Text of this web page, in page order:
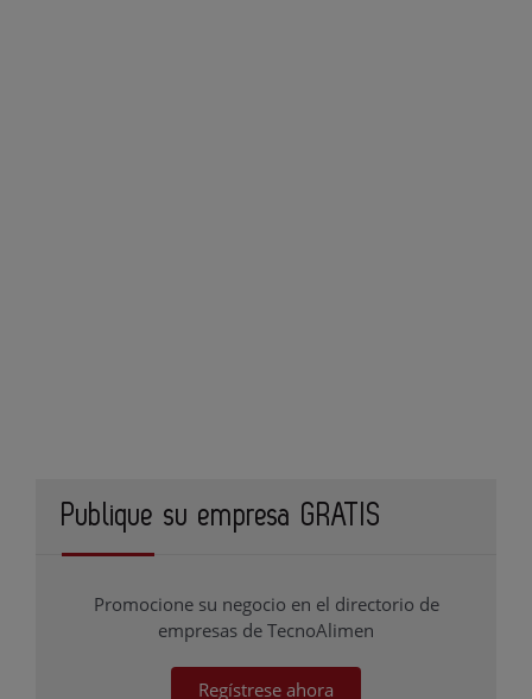
Publique su empresa GRATIS
Promocione su negocio en el directorio de
empresas de TecnoAlimen
Regístrese ahora